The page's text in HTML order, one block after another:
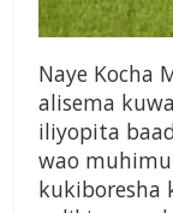
Naye Kocha
alisema
iliyopita
wao
kukiboresha